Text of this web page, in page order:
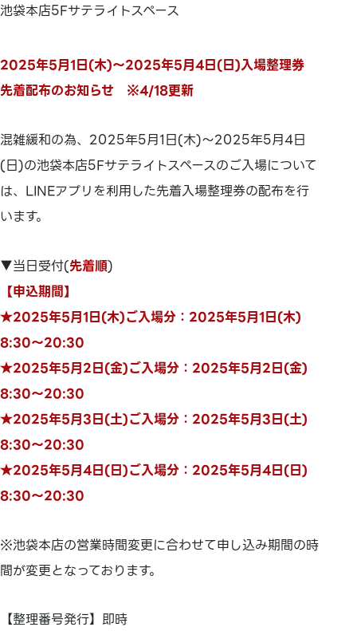
池袋本店5Fサテライトスペース
2025年5月1日(木)～2025年5月4日(日)入場整理券
先着配布のお知らせ ※4/18更新
混雑緩和の為、2025年5月1日(木)～2025年5月4日
(日)の池袋本店5Fサテライトスペースのご入場について
は、LINEアプリを利用した先着入場整理券の配布を行
います。
▼当日受付(先着順)
【申込期間】
★2025年5月1日(木)ご入場分：2025年5月1日(木)
8:30～20:30
★2025年5月2日(金)ご入場分：2025年5月2日(金)
8:30～20:30
★2025年5月3日(土)ご入場分：2025年5月3日(土)
8:30～20:30
★2025年5月4日(日)ご入場分：2025年5月4日(日)
8:30～20:30
※池袋本店の営業時間変更に合わせて申し込み期間の時
間が変更となっております。
【整理番号発行】即時